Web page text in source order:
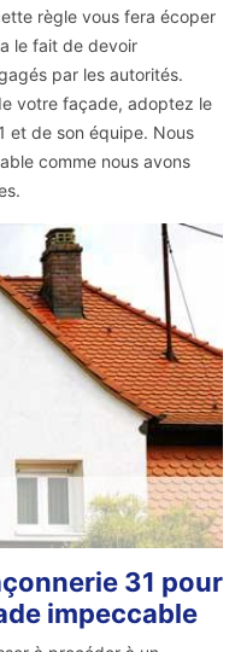
règle vous fera écoper
le fait de devoir
par les autorités.
votre façade, adoptez le
et de son équipe. Nous
comme nous avons
31 pour
impeccable